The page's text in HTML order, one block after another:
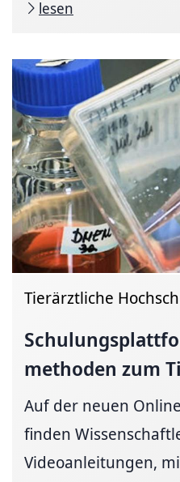
lesen
Tierärztliche
methoden zum
Auf der neuen
finden
Videoanleitungen,